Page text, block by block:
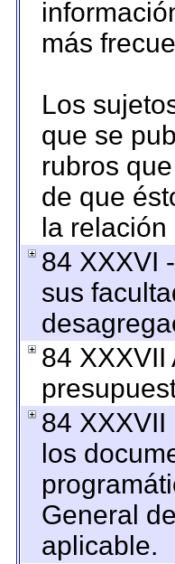
más
Los
que se
rubros
de que
la
84 XXXVI
sus
84 XXXVII
84
los
General
aplicable.